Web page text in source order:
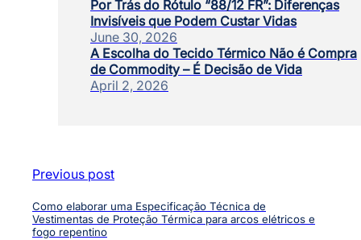
Por Trás do Rótulo “88/12 FR”: Diferenças
Invisíveis que Podem Custar Vidas
June 30, 2026
A Escolha do Tecido Térmico Não é Compra
de Commodity – É Decisão de Vida
April 2, 2026
Previous post
Como elaborar uma Especificação Técnica de
Vestimentas de Proteção Térmica para arcos elétricos e
fogo repentino